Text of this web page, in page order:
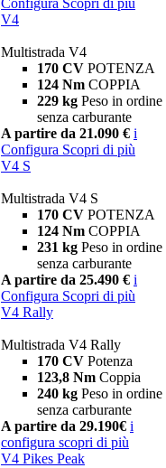
Configura Scopri di più
V4
Multistrada V4
170 CV POTENZA
124 Nm COPPIA
229 kg Peso in ordine
senza carburante
A partire da 21.090 € i
Configura Scopri di più
V4 S
Multistrada V4 S
170 CV POTENZA
124 Nm COPPIA
231 kg Peso in ordine
senza carburante
A partire da 25.490 € i
Configura Scopri di più
V4 Rally
Multistrada V4 Rally
170 CV Potenza
123,8 Nm Coppia
240 kg Peso in ordine
senza carburante
A partire da 29.190€ i
configura scopri di più
V4 Pikes Peak